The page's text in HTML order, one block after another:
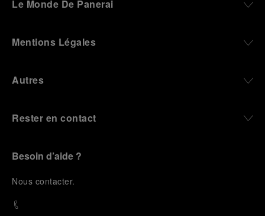
Le Monde De Panerai
Mentions Légales
Autres
Rester en contact
Besoin d’aide ?
Nous contacter.